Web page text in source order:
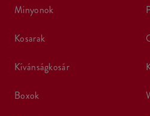
minyonok
kosarak
kívánságkosár
boxok